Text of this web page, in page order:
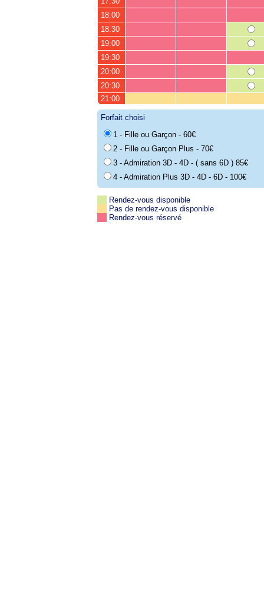
18:00
18:30
19:00
19:30
20:00
20:30
21:00
Forfait choisi
1 - Fille ou Garçon - 60€
2 - Fille ou Garçon Plus - 70€
3 - Admiration 3D - 4D - ( sans 6D ) 85€
4 - Admiration Plus 3D - 4D - 6D - 100€
Rendez-vous disponible
Pas de rendez-vous disponible
Rendez-vous réservé